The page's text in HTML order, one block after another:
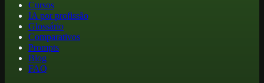
Cursos
IA por profissão
Glossário
Comparativos
Prompts
Blog
FAQ